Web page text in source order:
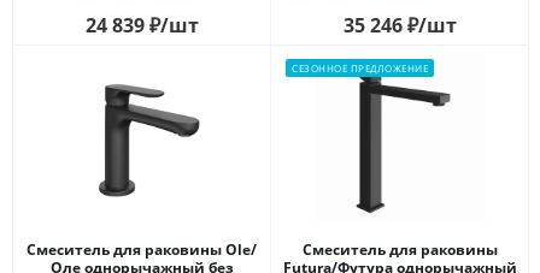
24 839₽/шт 35 246₽/шт
Смеситель для раковины Ole/
Оле однорычажный без
СЕЗОННОЕ ПРЕДЛОЖЕНИЕ
Смеситель для раковины
Futura/Футура однорычажный